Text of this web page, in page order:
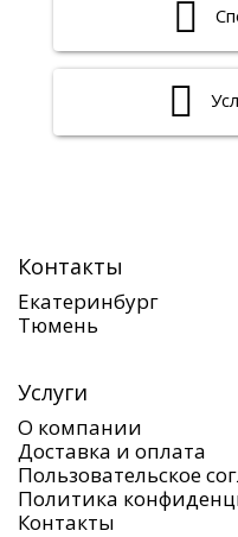
Контакты
Екатеринбург
Тюмень
Услуги
О компании
Доставка и оплата
Пользовательское
Политика
Контакты